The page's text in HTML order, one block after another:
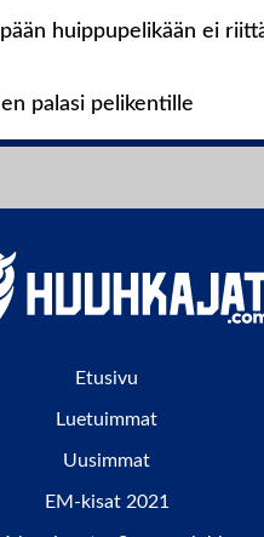
huippupelikään ei
palasi pelikentille
Etusivu
Luetuimmat
Uusimmat
EM-kisat 2021